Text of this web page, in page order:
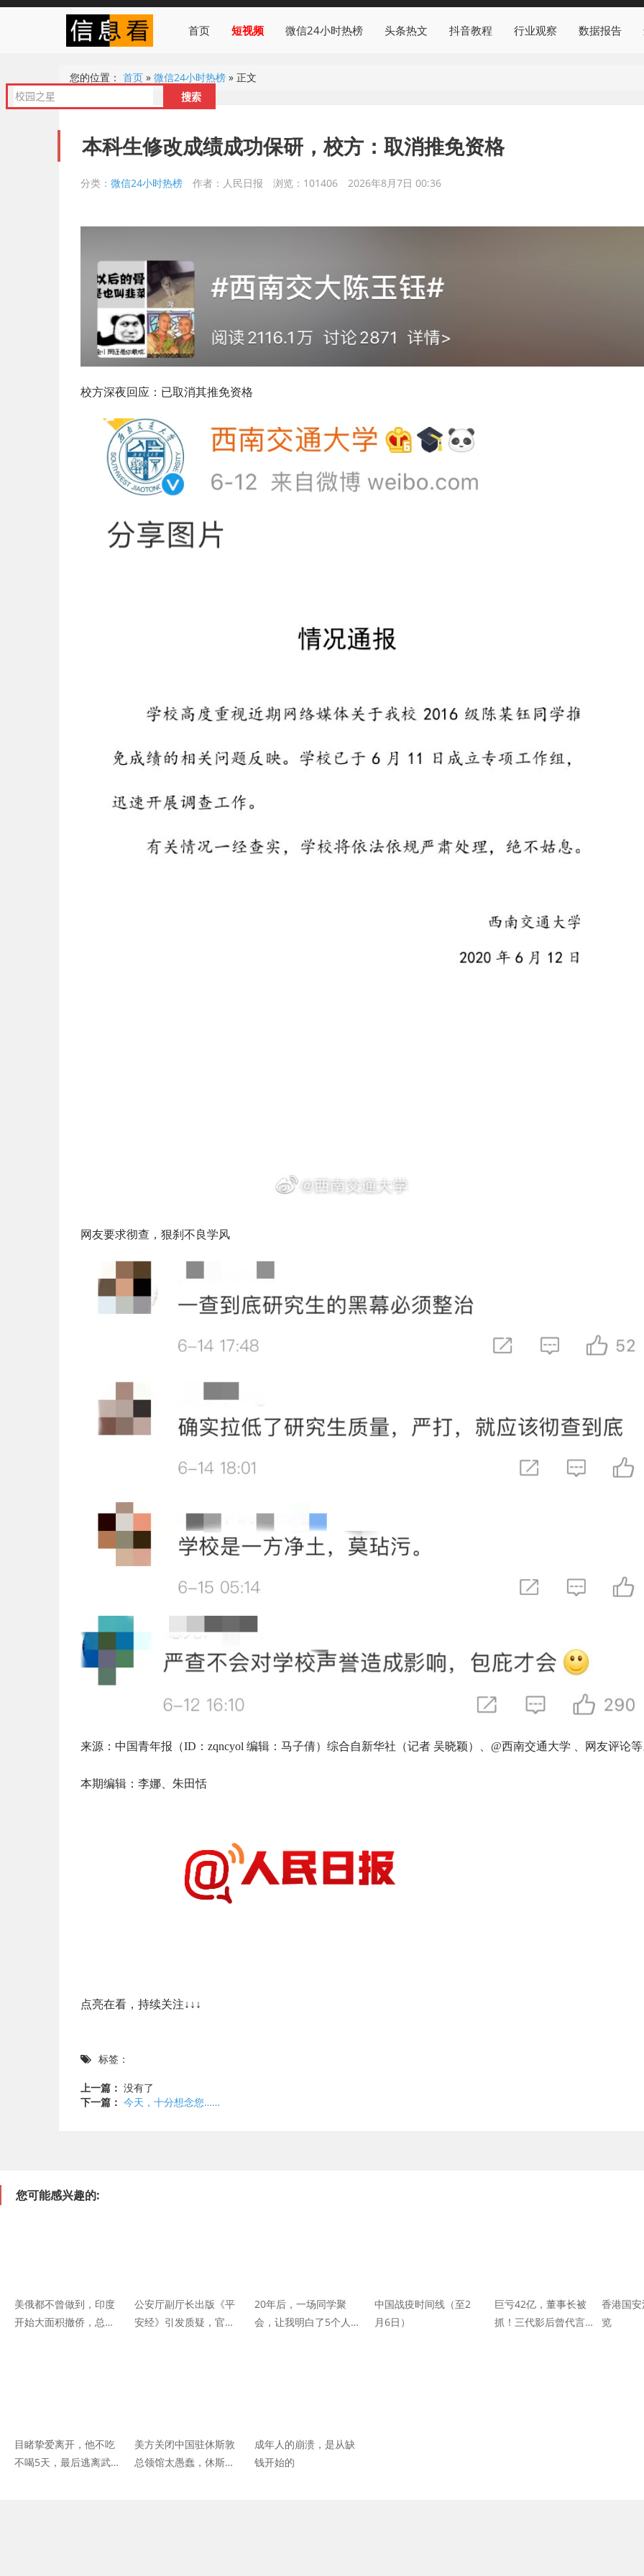
首页 短视频 微信24小时热榜 头条热文 抖音教程 行业观察 数据报告
您的位置： 首页 » 微信24小时热榜 » 正文
本科生修改成绩成功保研，校方：取消推免资格
分类： 微信24小时热榜 作者：人民日报 浏览：101406 2026年8月7日 00:36
校方深夜回应：已取消其推免资格
网友要求彻查，狠刹不良学风
来源：中国青年报（ID：zqncyol 编辑：马子倩）综合自新华社（记者 吴晓颖）、@西南交通大学 、网友评论
本期编辑：李娜、朱田恬
点亮在看，持续关注↓↓↓
标签：
上一篇： 没有了
下一篇： 今天，十分想念您……
您可能感兴趣的:
美俄都不曾做到，印度
开始大面积撤侨，总人
公安厅副厅长出版《平
安经》引发质疑，官方
20年后，一场同学聚
会，让我明白了5个人
中国战疫时间线（至2
月6日）
巨亏42亿，董事长被
抓！三代影后曾代言，
香港国
览
目睹挚爱离开，他不吃
不喝5天，最后逃离武
美方关闭中国驻休斯敦
总领馆太愚蠢，休斯敦
成年人的崩溃，是从缺
钱开始的